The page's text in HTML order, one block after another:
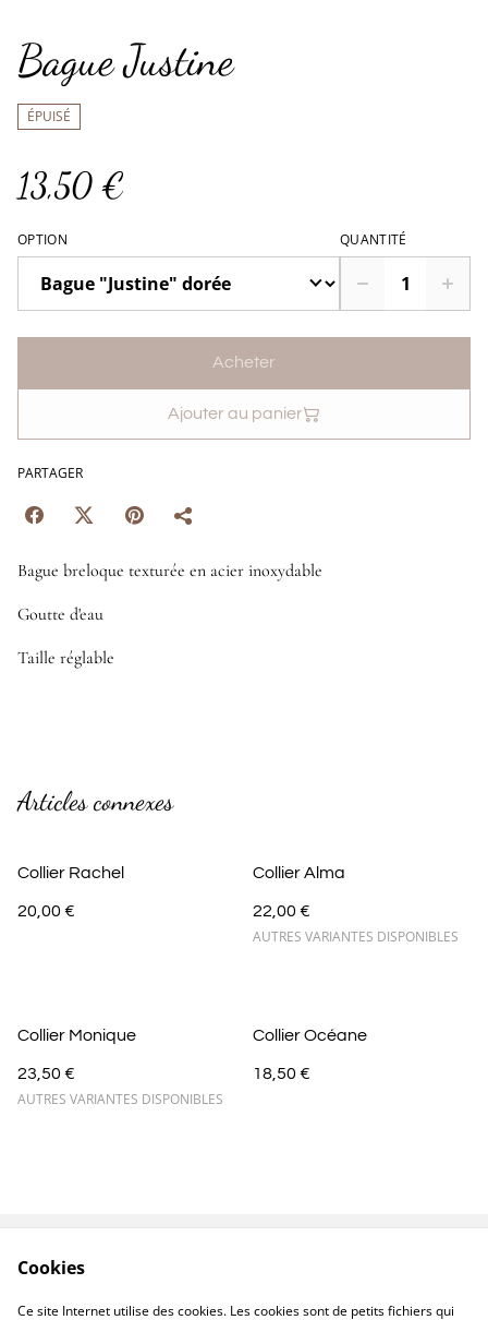
Bague Justine
ÉPUISÉ
13,50 €
OPTION QUANTITÉ
Acheter
Ajouter au panier
PARTAGER
Bague breloque texturée en acier inoxydable
Goutte d'eau
Taille réglable
Articles connexes
Collier Rachel
20,00 €
Collier Alma
22,00 €
AUTRES VARIANTES DISPONIBLES
Collier Monique
23,50 €
AUTRES VARIANTES DISPONIBLES
Collier Océane
18,50 €
Cookies
Ce site Internet utilise des cookies. Les cookies sont de petits fichiers qui